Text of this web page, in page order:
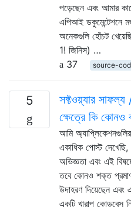
পড়েছেন এবং আমার
এপিআই ডকুমেন্টেশনে
অনেকগুলি হোঁচট
1! জিনিস) …
37
source-
5
সফ্টওয়্যার সাফল্য /
ক্ষেত্রে কি কোনও
আমি অ্যাপ্লিকেশনগুলির
একাধিক পোস্ট দেখেছি,
অভিজ্ঞতা এবং এই
তবে কোনও শক্ত
উদাহরণ দিয়েছেন
একটি খারাপ কোডবেস